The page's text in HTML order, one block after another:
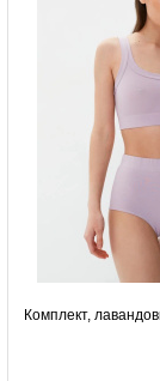
Комплект,